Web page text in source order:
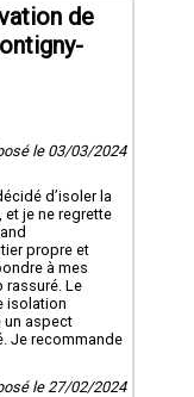
de
le 03/03/2024
d’isoler la
je ne regrette
propre et
à mes
rassuré. Le
isolation
un aspect
Je recommande
le 27/02/2024